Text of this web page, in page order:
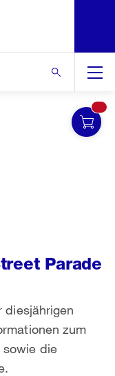
Parade
diesjährigen
zum
sowie die